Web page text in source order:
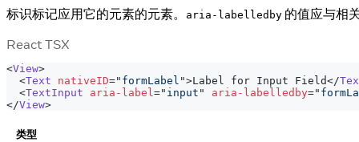
标识标记应用它的元素的元素。 aria-labelledby 的值应与相
React TSX
<View>
<Text nativeID=" formLabel ">Label for Input Field</
<TextInput aria-label=" input " aria-labelledby="
</View>
类型